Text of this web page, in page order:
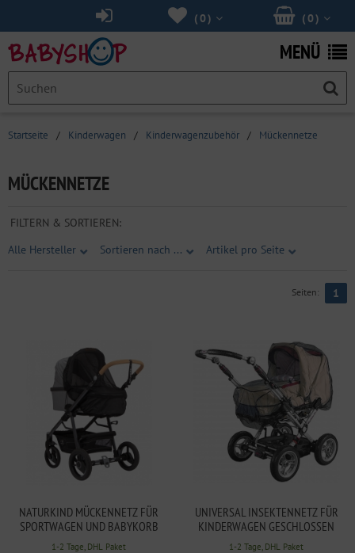
(0 )
(0 )
MENÜ
Startseite / Kinderwagen / Kinderwagenzubehör / Mückennetze
MÜCKENNETZE
FILTERN & SORTIEREN:
Alle Hersteller
Sortieren nach ... Artikel pro Seite
Seiten: 1
NATURKIND MÜCKENNETZ FÜR
SPORTWAGEN UND BABYKORB
1-2 Tage, DHL Paket
UNIVERSAL INSEKTENNETZ FÜR
KINDERWAGEN GESCHLOSSEN
SCHWARZ
1-2 Tage, DHL Paket